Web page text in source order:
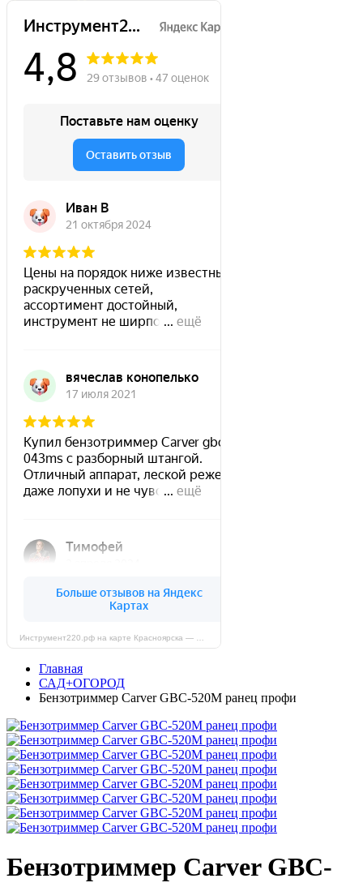
Главная
САД+ОГОРОД
Бензотриммер Carver GBC-520M ранец профи
Бензотриммер Carver GBC-